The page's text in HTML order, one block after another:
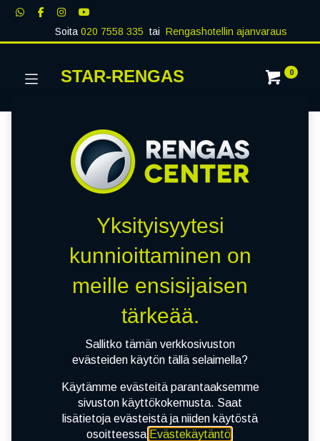
Soita020 7558 335 tai Rengashotellin ajanvaraus
STAR-RENGAS 0
Yksityisyytesi
kunnioittaminen on
meille ensisijaisen
tärkeää.
Sallitko tämän verkkosivuston
evästeiden käytön tällä selaimella?
Käytämme evästeitä parantaaksemme
sivuston käyttökokemusta. Saat
lisätietoja evästeistä ja niiden käytöstä
osoitteessa Evästekäytäntö.